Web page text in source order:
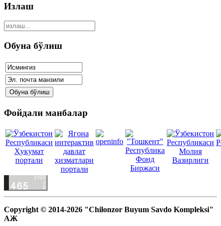
Излаш
Обуна бўлиш
Фойдали манбалар
Copyright © 2014-2026 "Chilonzor Buyum Savdo Kompleksi"
АЖ